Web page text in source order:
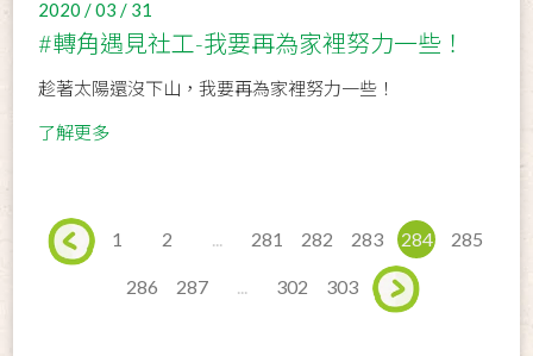
2020 / 03 / 31
#轉角遇見社工-我要再為家裡努力一些！
趁著太陽還沒下山，我要再為家裡努力一些！
了解更多
1 2 281 282 283 284 285
286 287 302 303